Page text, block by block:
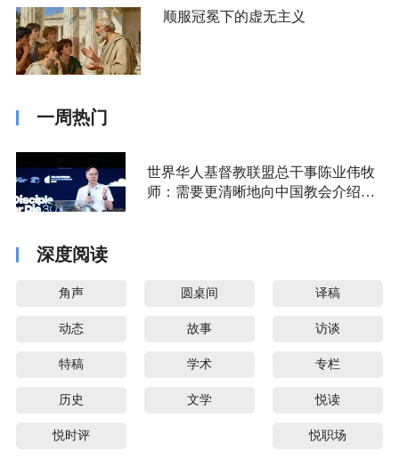
顺服冠冕下的虚无主义
一周热门
世界华人基督教联盟总干事陈业伟牧
师：需要更清晰地向中国教会介绍福
深度阅读
角声 圆桌间 译稿
动态 故事 访谈
特稿 学术 专栏
历史 文学 悦读
悦时评 悦职场